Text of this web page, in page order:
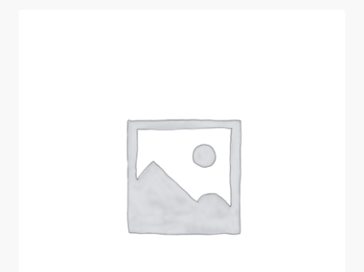
Юридические данные